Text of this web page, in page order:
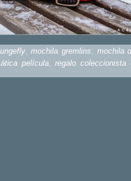
,mochila gremlins, mochila
película,regalo coleccionista